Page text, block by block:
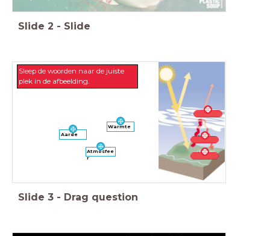
Slide 2 - Slide
Sleep de woorden naar de juiste
plek in de afbeelding.
Warmte
Aarde
Atmosfee
r
Slide 3 - Drag question